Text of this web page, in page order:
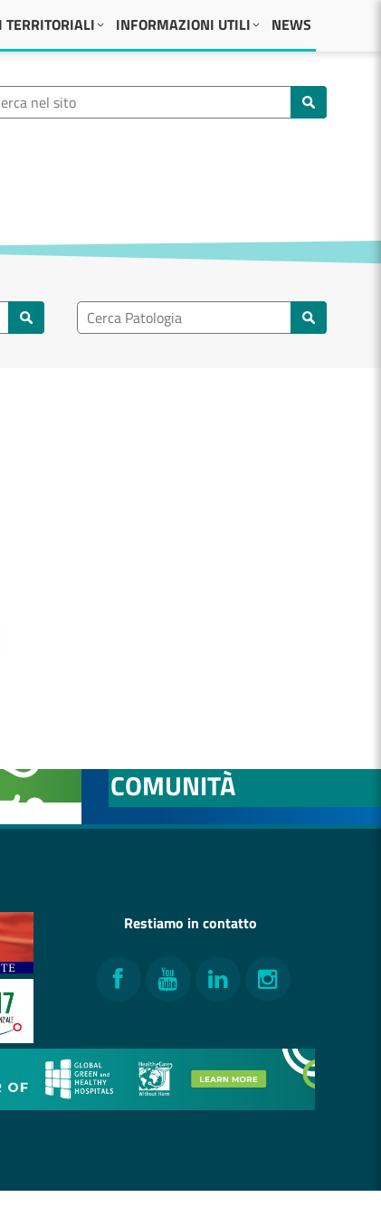
TERRITORIALI INFORMAZIONI UTILI NEWS
nel sito
Ricerca nel patologia
COMUNITÀ
Restiamo in contatto
Facebook
YouTubeLinkedInInstagram